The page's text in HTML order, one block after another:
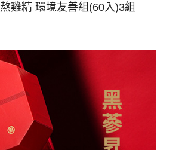
熬雞精 環境友善組(60入)3組